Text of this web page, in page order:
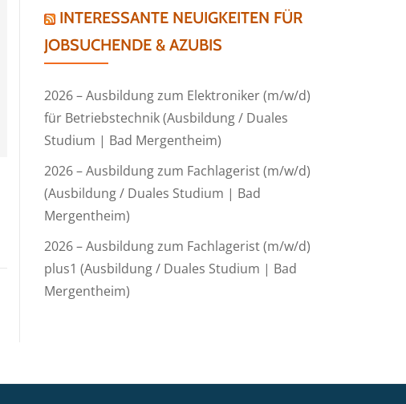
INTERESSANTE NEUIGKEITEN FÜR
JOBSUCHENDE & AZUBIS
2026 – Ausbildung zum Elektroniker (m/w/d)
für Betriebstechnik (Ausbildung / Duales
Studium | Bad Mergentheim)
2026 – Ausbildung zum Fachlagerist (m/w/d)
(Ausbildung / Duales Studium | Bad
Mergentheim)
2026 – Ausbildung zum Fachlagerist (m/w/d)
plus1 (Ausbildung / Duales Studium | Bad
Mergentheim)